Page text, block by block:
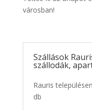
városban!
Szállások
szállodák,
Rauris
db